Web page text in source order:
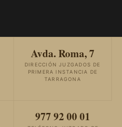
Avda. Roma, 7
DIRECCIÓN JUZGADOS DE
PRIMERA INSTANCIA DE
TARRAGONA
977 92 00 01